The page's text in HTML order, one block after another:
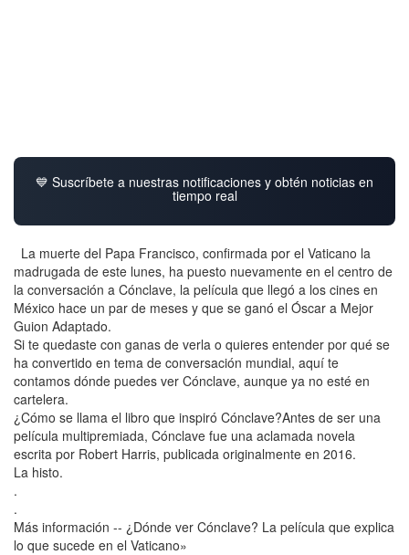
💙 Suscríbete a nuestras notificaciones y obtén noticias en
tiempo real
La muerte del Papa Francisco, confirmada por el Vaticano la
madrugada de este lunes, ha puesto nuevamente en el centro de
la conversación a Cónclave, la película que llegó a los cines en
México hace un par de meses y que se ganó el Óscar a Mejor
Guion Adaptado.
Si te quedaste con ganas de verla o quieres entender por qué se
ha convertido en tema de conversación mundial, aquí te
contamos dónde puedes ver Cónclave, aunque ya no esté en
cartelera.
¿Cómo se llama el libro que inspiró Cónclave?Antes de ser una
película multipremiada, Cónclave fue una aclamada novela
escrita por Robert Harris, publicada originalmente en 2016.
La histo.
.
.
Más información -- ¿Dónde ver Cónclave? La película que explica
lo que sucede en el Vaticano»